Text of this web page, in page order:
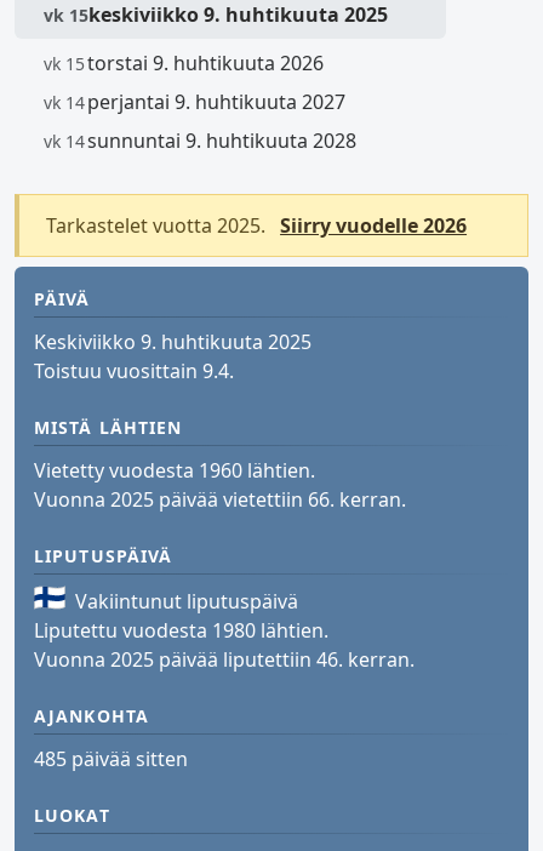
vk 15keskiviikko 9. huhtikuuta 2025
vk 15torstai 9. huhtikuuta 2026
vk 14perjantai 9. huhtikuuta 2027
vk 14sunnuntai 9. huhtikuuta 2028
Tarkastelet vuotta 2025. Siirry vuodelle 2026
PÄIVÄ
Keskiviikko 9. huhtikuuta 2025
Toistuu vuosittain 9.4.
MISTÄ LÄHTIEN
Vietetty vuodesta 1960 lähtien.
Vuonna 2025 päivää vietettiin 66. kerran.
LIPUTUSPÄIVÄ
Vakiintunut liputuspäivä
Liputettu vuodesta 1980 lähtien.
Vuonna 2025 päivää liputettiin 46. kerran.
AJANKOHTA
485 päivää sitten
LUOKAT